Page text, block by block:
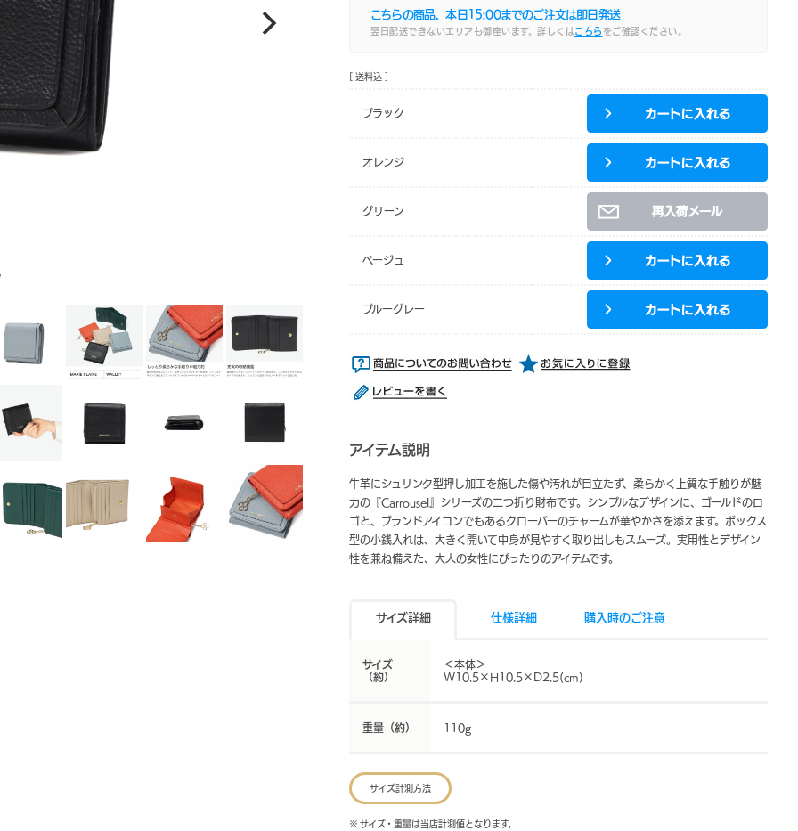
こちらの商品、本日 15:00までのご注文は即日発送
翌日配送できないエリアも御座います。詳しくはこちら をご確認ください。
[ 送料込 ]
ブラック
オレンジ
グリーン
ベージュ
ブルーグレー
アイテム説明
牛革にシュリンク型押し加工を施した傷や汚れが目立たず、柔らかく上質な手触りが魅
力の『Carrousel』シリーズの二つ折り財布です。シンプルなデザインに、ゴールドのロ
ゴと、ブランドアイコンでもあるクローバーのチャームが華やかさを添えます。ボックス
型の小銭入れは、大きく開いて中身が見やすく取り出しもスムーズ。実用性とデザイン
性を兼ね備えた、大人の女性にぴったりのアイテムです。
サイズ詳細 仕様詳細 購入時のご注意
サイズ
（約）
＜本体＞
W10.5×H10.5×D2.5(cm)
重量（約） 110g
サイズ計測方法
※ サイズ・重量は当店計測値となります。